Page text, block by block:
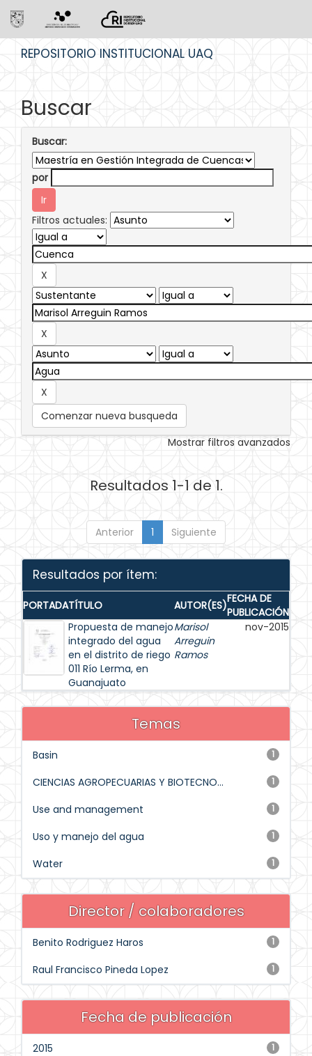
REPOSITORIO INSTITUCIONAL UAQ
Buscar
Buscar:
por
Filtros actuales:
Comenzar nueva busqueda
Mostrar filtros avanzados
Resultados 1-1 de 1.
Anterior 1 Siguiente
Resultados por ítem:
PORTADATÍTULO AUTOR(ES)FECHA DE
PUBLICACIÓN
Propuesta de manejo
integrado del agua
en el distrito de riego
011 Río Lerma, en
Guanajuato
Marisol
Arreguin
Ramos
nov-2015
Temas
1
Basin
1
CIENCIAS AGROPECUARIAS Y BIOTECNO...
1
Use and management
1
Uso y manejo del agua
1
Water
Director / colaboradores
1
Benito Rodriguez Haros
1
Raul Francisco Pineda Lopez
Fecha de publicación
1
2015